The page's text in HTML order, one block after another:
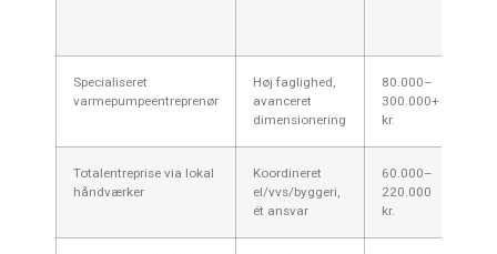
Specialiseret
varmepumpeentreprenør
Høj faglighed,
avanceret
dimensionering
80.000–
300.000+
kr.
Totalentreprise via lokal
håndværker
Koordineret
el/vvs/byggeri,
ét ansvar
60.000–
220.000
kr.